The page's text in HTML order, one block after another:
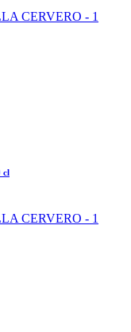
cl